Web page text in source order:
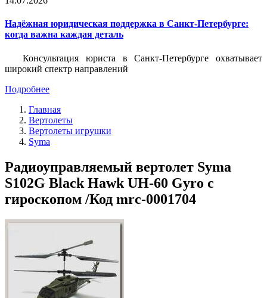
Надёжная юридическая поддержка в Санкт-Петербурге:
когда важна каждая деталь
Консультация юриста в Санкт-Петербурге охватывает
широкий спектр направлений
Подробнее
Главная
Вертолеты
Вертолеты игрушки
Syma
Радиоуправляемый вертолет Syma
S102G Black Hawk UH-60 Gyro с
гироскопом /Код mrc-0001704